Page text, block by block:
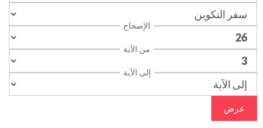
الإصحاح
من الآية
إلى الآية
عرض